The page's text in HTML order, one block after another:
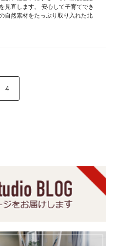
見直します。 安心して子育てでき
自然素材をたっぷり取り入れた北
4